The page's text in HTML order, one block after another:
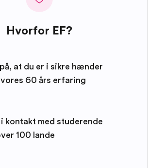
Hvorfor EF?
at du er i sikre hænder
vores 60 års erfaring
i kontakt med studerende
100 lande